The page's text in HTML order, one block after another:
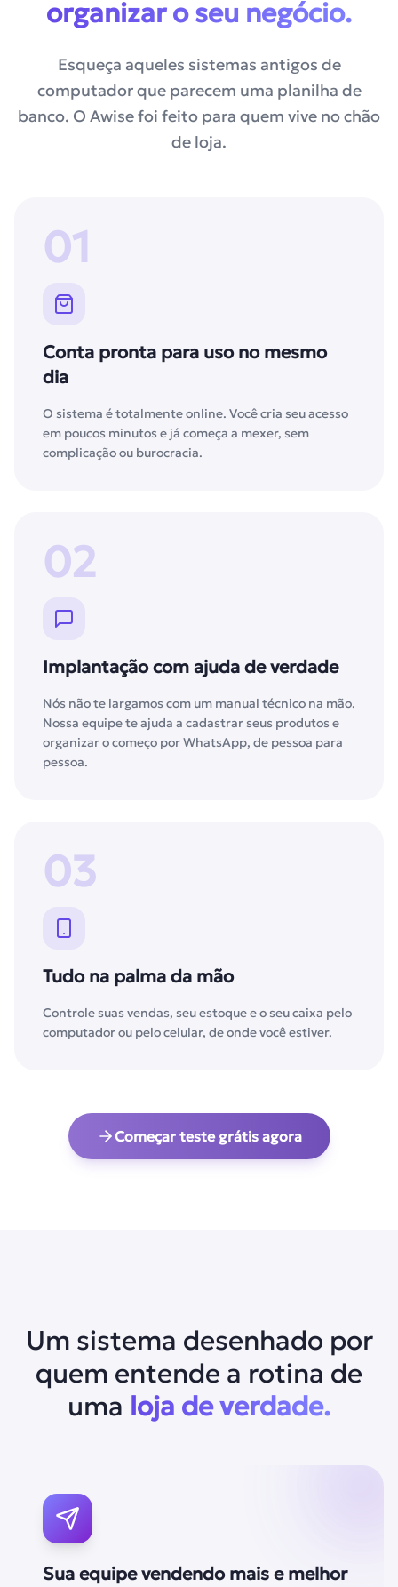
organizar o seu negócio.
Esqueça aqueles sistemas antigos de
computador que parecem uma planilha de
banco. O Awise foi feito para quem vive no chão
de loja.
01
Conta pronta para uso no mesmo
dia
O sistema é totalmente online. Você cria seu acesso
em poucos minutos e já começa a mexer, sem
complicação ou burocracia.
02
Implantação com ajuda de verdade
Nós não te largamos com um manual técnico na mão.
Nossa equipe te ajuda a cadastrar seus produtos e
organizar o começo por WhatsApp, de pessoa para
pessoa.
03
Tudo na palma da mão
Controle suas vendas, seu estoque e o seu caixa pelo
computador ou pelo celular, de onde você estiver.
Começar teste grátis agora
Um sistema desenhado por
quem entende a rotina de
uma loja de verdade.
Sua equipe vendendo mais e melhor